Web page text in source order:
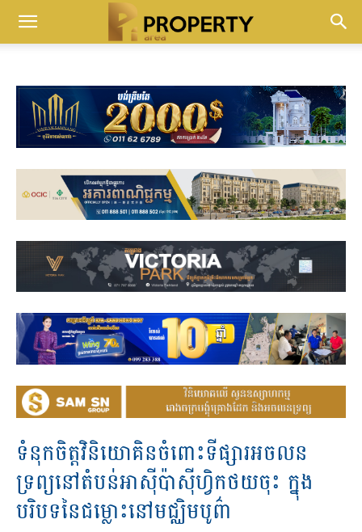
ទំនុកចិត្តវិនិយោគិនចំពោះទីផ្សារអចលន
ទ្រព្យនៅតំបន់អាសុីប៉ាសុីហ្វិកថយចុះ ក្នុង
បរិបទនៃជម្លោះនៅមជ្ឈិមបូព៌ា